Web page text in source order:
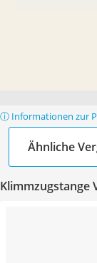
ⓘ Informationen zur
Ähnliche
Klimmzugstange